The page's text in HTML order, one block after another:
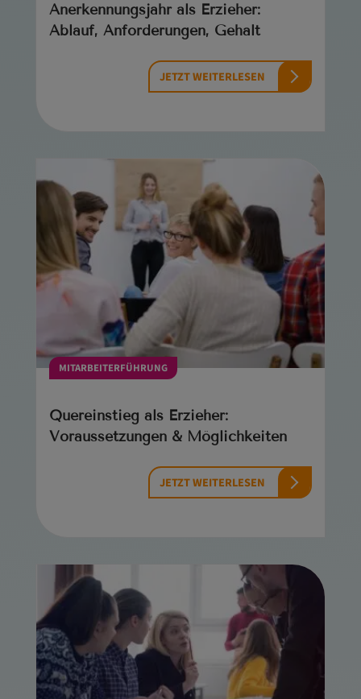
Anerkennungsjahr als Erzieher:
Ablauf, Anforderungen, Gehalt
JETZT WEITERLESEN
MITARBEITERFÜHRUNG
Quereinstieg als Erzieher:
Voraussetzungen & Möglichkeiten
JETZT WEITERLESEN